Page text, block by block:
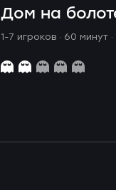
Дом на
1-7 игроков · 60 минут